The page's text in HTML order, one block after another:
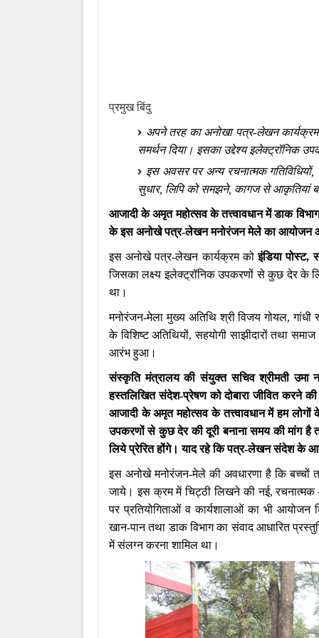
प्रमुख बिंदु
अपने तरह का अनोखा पत्र-लेखन
समर्थन दिया। इसका उद्देश्य इलेक्ट्रॉनिक
इस अवसर पर अन्य रचनात्मक
सुधार, लिपि को समझने, कागज से आकृतियां
आजादी के अमृत महोत्सव के तत्त्वावधान में डाक
के इस अनोखे पत्र-लेखन मनोरंजन मेले का आयोजन आज
इस अनोखे पत्र-लेखन कार्यक्रम कोइंडिया
जिसका लक्ष्य इलेक्ट्रॉनिक उपकरणों से कुछ देर के
था।
मनोरंजन-मेला मुख्य अतिथि श्री विजय गोयल,
के विशिष्ट अतिथियों, सहयोगी साझीदारों तथा
आरंभ हुआ।
संस्कृति मंत्रालय की संयुक्त सचिव श्रीमती उमा
हस्तलिखित संदेश-प्रेषण को दोबारा जीवित करने
आजादी के अमृत महोत्सव के तत्त्वावधान में हम
उपकरणों से कुछ देर की दूरी बनाना समय की मांग
लिये प्रेरित होंगे। याद रहे कि पत्र-लेखन संदेश के
इस अनोखे मनोरंजन-मेले की अवधारणा है कि बच्चों
जाये। इस क्रम में चिट्ठी लिखने की नई,
पर प्रतियोगिताओं व कार्यशालाओं का भी
खान-पान तथा डाक विभाग का संवाद आधारित
में संलग्न करना शामिल था।